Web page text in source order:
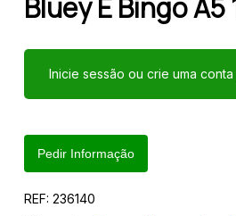
Bluey E Bingo A5
Inicie sessão ou crie uma
Pedir Informação
REF: 236140